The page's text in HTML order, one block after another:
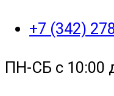
+7 (342)
ПН-СБ с 10:00